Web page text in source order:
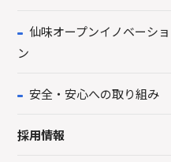
仙味オープンイノベーショ
ン
安全・安心への取り組み
採用情報